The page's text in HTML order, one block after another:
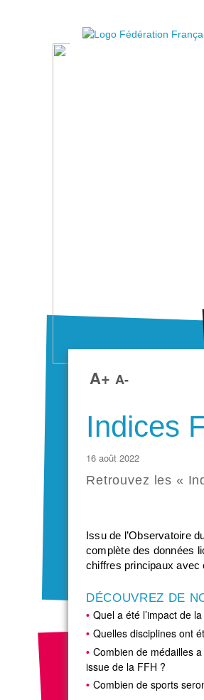
A+ A-
Indices
16 août 2022
Retrouvez les «
Issu de l’Observatoire
complète des données
chiffres principaux avec
DÉCOUVREZ DE
Quel a été l’impact de
Quelles disciplines ont
Combien de médailles
issue de la FFH ?
Combien de sports